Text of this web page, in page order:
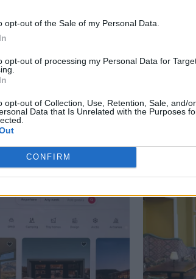
opt-out of the Sale of my Personal Data.
opt-out of processing my Personal Data for
opt-out of Collection, Use, Retention, Sale, and/
Data that Is Unrelated with the Purposes
CONFIRM
Robin Bast ny General
Arlanda XPO
internationella lyxresorter till
svensk besöksnäring. Strawberry
som ny General Manager.